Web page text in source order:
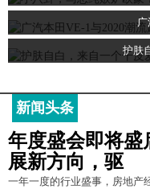
广
护肤
新闻头条
年度盛会即将盛
展新方向，驱
一年一度的行业盛事，房地